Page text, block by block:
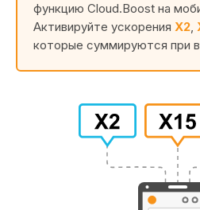
функцию Cloud.Boost на
Активируйте ускорения X2
которые суммируются при